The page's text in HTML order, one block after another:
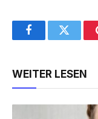
FacebookTwitter
WEITER LESEN